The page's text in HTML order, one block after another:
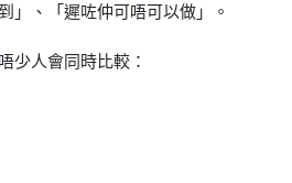
」、「遲咗仲可唔可以做」。
少人會同時比較：